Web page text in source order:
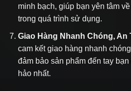
minh bạch, giúp bạn yên tâm
trong quá trình sử dụng.
Giao Hàng Nhanh Chóng, An
cam kết giao hàng nhanh
đảm bảo sản phẩm đến tay
hảo nhất.